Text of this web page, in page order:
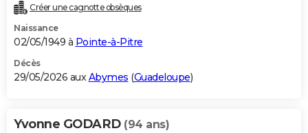
Créer une cagnotte obsèques
Naissance
02/05/1949 à Pointe-à-Pitre
Décès
29/05/2026 auxAbymes (Guadeloupe)
Yvonne GODARD (94 ans)